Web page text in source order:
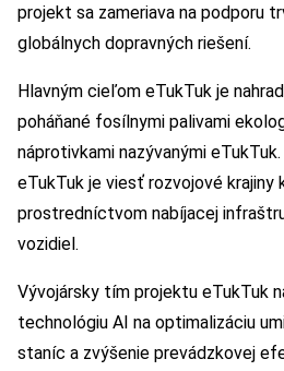
projekt sa zameriava na podporu
globálnych dopravných riešení.
Hlavným cieľom eTukTuk je
poháňané fosílnymi palivami
náprotivkami nazývanými
eTukTuk je viesť rozvojové
prostredníctvom nabíjacej
vozidiel.
Vývojársky tím projektu eTukTuk
technológiu AI na optimalizáciu
staníc a zvýšenie prevádzkovej